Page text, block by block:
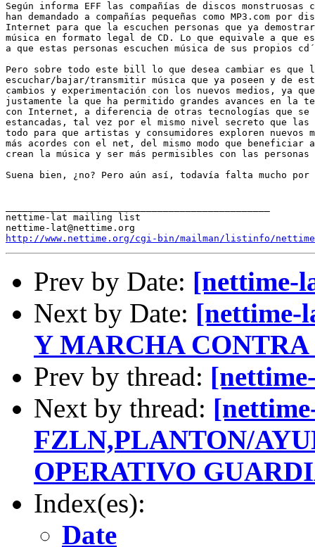
Según informa EFF las compañías de discos
han demandado a compañías pequeñas como MP3.com
Internet para que la escuchen personas que ya
música en formato legal de CD. Lo que equivale a que
a que estas personas escuchen música de sus propios
Pero sobre todo este bill lo que desea cambiar es que
escuchar/bajar/transmitir música que ya poseen y de
cambios y experimentación con los nuevos medios, ya
justamente la que ha permitido grandes avances en la
con Internet, a diferencia de otras tecnologías que se
estancadas, tal vez por el mismo nivel secreto que las
todo para que artistas y consumidores exploren nuevos
más acordes con el net, del mismo modo que
crean la música y ser más permisibles con las personas
Suena bien, ¿no? Pero aún así, todavía falta mucho por
nettime-lat mailing list
http://www.nettime.org/cgi-bin/mailman/listinfo/
Prev by Date: [nettime-
Next by Date: [nettime-
Y MARCHA
Prev by thread:
Next by thread:
FZLN,PLANTON/
OPERATIVO
Index(es):
Date